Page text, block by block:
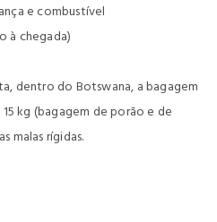
e combustível
à chegada)
dentro do Botswana, a bagagem
kg (bagagem de porão e de
malas rígidas.